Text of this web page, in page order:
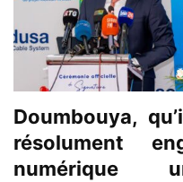
Doumbouya,
résolument